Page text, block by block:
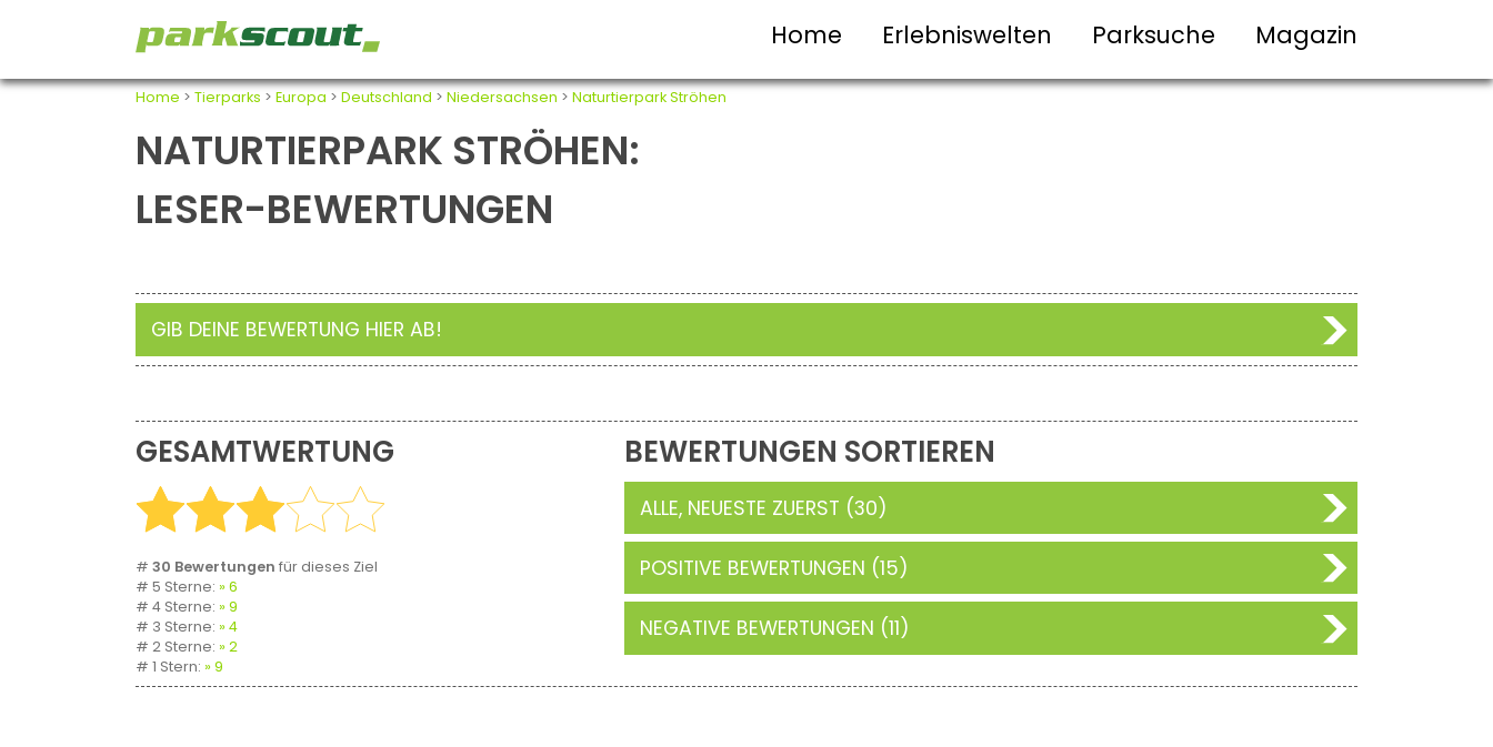
Home Erlebniswelten Parksuche Magazin
Home > Tierparks > Europa > Deutschland > Niedersachsen > Naturtierpark Ströhen
NATURTIERPARK STRÖHEN:
LESER-BEWERTUNGEN
GIB DEINE BEWERTUNG HIER AB!
GESAMTWERTUNG
# 30 Bewertungen für dieses Ziel
# 5 Sterne:
6
# 4 Sterne:
9
# 3 Sterne:
4
# 2 Sterne:
2
# 1 Stern:
9
BEWERTUNGEN SORTIEREN
ALLE, NEUESTE ZUERST (30)
POSITIVE BEWERTUNGEN (15)
NEGATIVE BEWERTUNGEN (11)